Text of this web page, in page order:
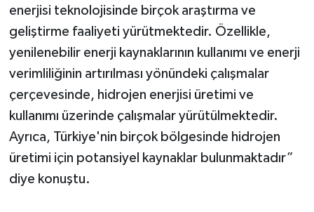
enerjisi teknolojisinde birçok araştırma ve
geliştirme faaliyeti yürütmektedir. Özellikle,
yenilenebilir enerji kaynaklarının kullanımı ve enerji
verimliliğinin artırılması yönündeki çalışmalar
çerçevesinde, hidrojen enerjisi üretimi ve
kullanımı üzerinde çalışmalar yürütülmektedir.
Ayrıca, Türkiye'nin birçok bölgesinde hidrojen
üretimi için potansiyel kaynaklar bulunmaktadır”
diye konuştu.